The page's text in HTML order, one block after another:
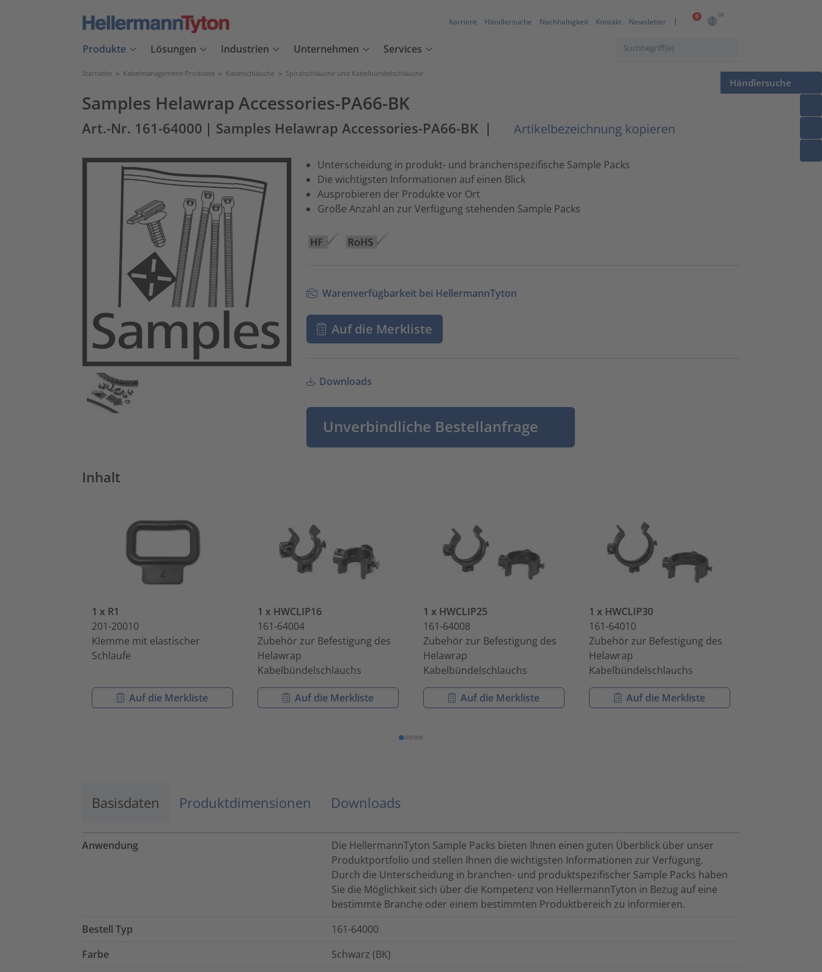
0 DE
Karriere Händlersuche Nachhaltigkeit Kontakt Newsletter
Produkte Lösungen Industrien Unternehmen Services
Händlersuche
Startseite > Kabelmanagement-Produkte > Kabelschläuche > Spiralschläuche und Kabelbündelschläuche
Samples Helawrap Accessories-PA66-BK
Art.-Nr. 161-64000 | Samples Helawrap Accessories-PA66-BK | Artikelbezeichnung kopieren
Unterscheidung in produkt- und branchenspezifische Sample Packs
Die wichtigsten Informationen auf einen Blick
Ausprobieren der Produkte vor Ort
Große Anzahl an zur Verfügung stehenden Sample Packs
Warenverfügbarkeit bei HellermannTyton
Auf die Merkliste
Downloads
Unverbindliche Bestellanfrage
Inhalt
1 x R1
201-20010
Klemme mit elastischer
Schlaufe
Auf die Merkliste
1 x HWCLIP16
161-64004
Zubehör zur Befestigung des
Helawrap
Kabelbündelschlauchs
Auf die Merkliste
1 x HWCLIP25
161-64008
Zubehör zur Befestigung des
Helawrap
Kabelbündelschlauchs
Auf die Merkliste
1 x HWCLIP30
161-64010
Zubehör zur Befestigung des
Helawrap
Kabelbündelschlauchs
Auf die Merkliste
Basisdaten Produktdimensionen Downloads
Anwendung
Die HellermannTyton Sample Packs bieten Ihnen einen guten Überblick über unser
Produktportfolio und stellen Ihnen die wichtigsten Informationen zur Verfügung.
Durch die Unterscheidung in branchen- und produktspezifischer Sample Packs haben
Sie die Möglichkeit sich über die Kompetenz von HellermannTyton in Bezug auf eine
bestimmte Branche oder einem bestimmten Produktbereich zu informieren.
Bestell Typ
161-64000
Farbe
Schwarz (BK)